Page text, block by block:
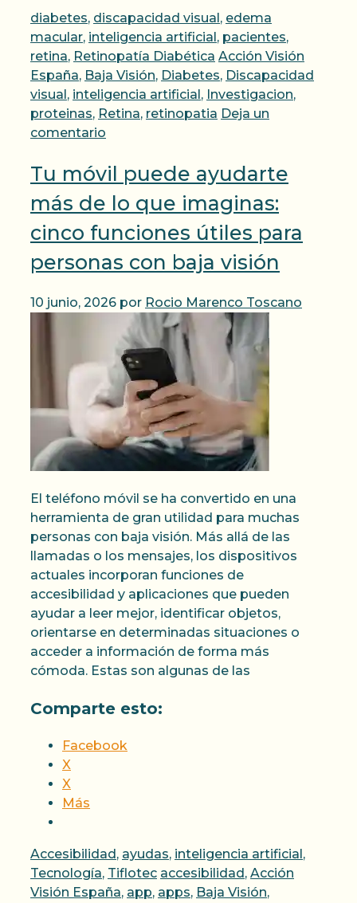
Categorías
diabetes, discapacidad visual, edema
macular, inteligencia artificial, pacientes,
retina, Retinopatía Diabética Etiquetas
Acción Visión
España, Baja Visión, Diabetes, Discapacidad
visual, inteligencia artificial, Investigacion,
proteinas, Retina, retinopatia Deja un
comentario
Tu móvil puede ayudarte
más de lo que imaginas:
cinco funciones útiles para
personas con baja visión
10 junio, 2026 por Rocio Marenco Toscano
El teléfono móvil se ha convertido en una
herramienta de gran utilidad para muchas
personas con baja visión. Más allá de las
llamadas o los mensajes, los dispositivos
actuales incorporan funciones de
accesibilidad y aplicaciones que pueden
ayudar a leer mejor, identificar objetos,
orientarse en determinadas situaciones o
acceder a información de forma más
cómoda. Estas son algunas de las
Comparte esto:
Facebook
X
X
Más
Categorías
Accesibilidad , ayudas, inteligencia artificial ,
Tecnología, Tiflotec Etiquetas
accesibilidad , Acción
Visión España, app, apps, Baja Visión,